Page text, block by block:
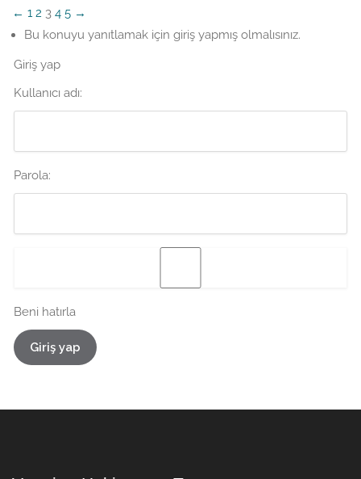
← 1 2 3 4 5 →
Bu konuyu yanıtlamak için giriş yapmış olmalısınız.
Giriş yap
Kullanıcı adı:
Parola:
Beni hatırla
Giriş yap